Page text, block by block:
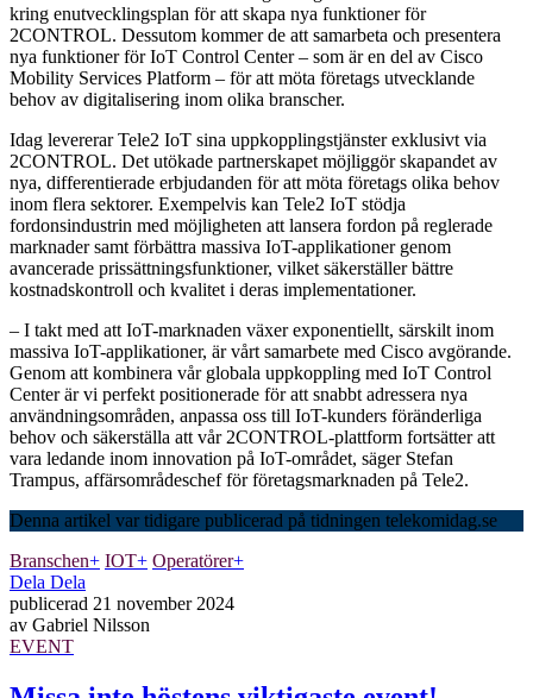
kring enutvecklingsplan för att skapa nya funktioner för
2CONTROL. Dessutom kommer de att samarbeta och presentera
nya funktioner för IoT Control Center – som är en del av Cisco
Mobility Services Platform – för att möta företags utvecklande
behov av digitalisering inom olika branscher.
Idag levererar Tele2 IoT sina uppkopplingstjänster exklusivt via
2CONTROL. Det utökade partnerskapet möjliggör skapandet av
nya, differentierade erbjudanden för att möta företags olika behov
inom flera sektorer. Exempelvis kan Tele2 IoT stödja
fordonsindustrin med möjligheten att lansera fordon på reglerade
marknader samt förbättra massiva IoT-applikationer genom
avancerade prissättningsfunktioner, vilket säkerställer bättre
kostnadskontroll och kvalitet i deras implementationer.
– I takt med att IoT-marknaden växer exponentiellt, särskilt inom
massiva IoT-applikationer, är vårt samarbete med Cisco avgörande.
Genom att kombinera vår globala uppkoppling med IoT Control
Center är vi perfekt positionerade för att snabbt adressera nya
användningsområden, anpassa oss till IoT-kunders föränderliga
behov och säkerställa att vår 2CONTROL-plattform fortsätter att
vara ledande inom innovation på IoT-området, säger Stefan
Trampus, affärsområdeschef för företagsmarknaden på Tele2.
Denna artikel var tidigare publicerad på tidningen telekomidag.se
Branschen+ IOT+ Operatörer+
Dela Dela
publicerad 21 november 2024
av Gabriel Nilsson
EVENT